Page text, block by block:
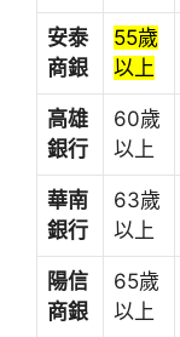
安泰
商銀
55歲
以上
高雄
銀行
60歲
以上
華南
銀行
63歲
以上
陽信
商銀
65歲
以上